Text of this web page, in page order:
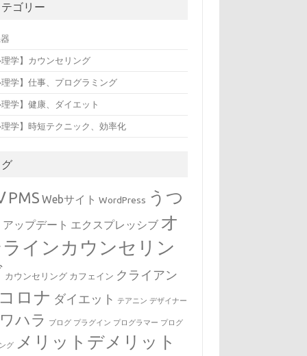
ゴリー
学】カウンセリング
学】仕事、プログラミング
学】健康、ダイエット
学】時短テクニック、効率化
PMS Webサイト WordPress うつ
アップデート エクスプレッシブ オ
インカウンセリン
カウンセリング カフェイン クライアン
ロナ ダイエット テアニン デザイナー
ハラ ブログ プラグイン プログラマー プログ
グ メリットデメリット